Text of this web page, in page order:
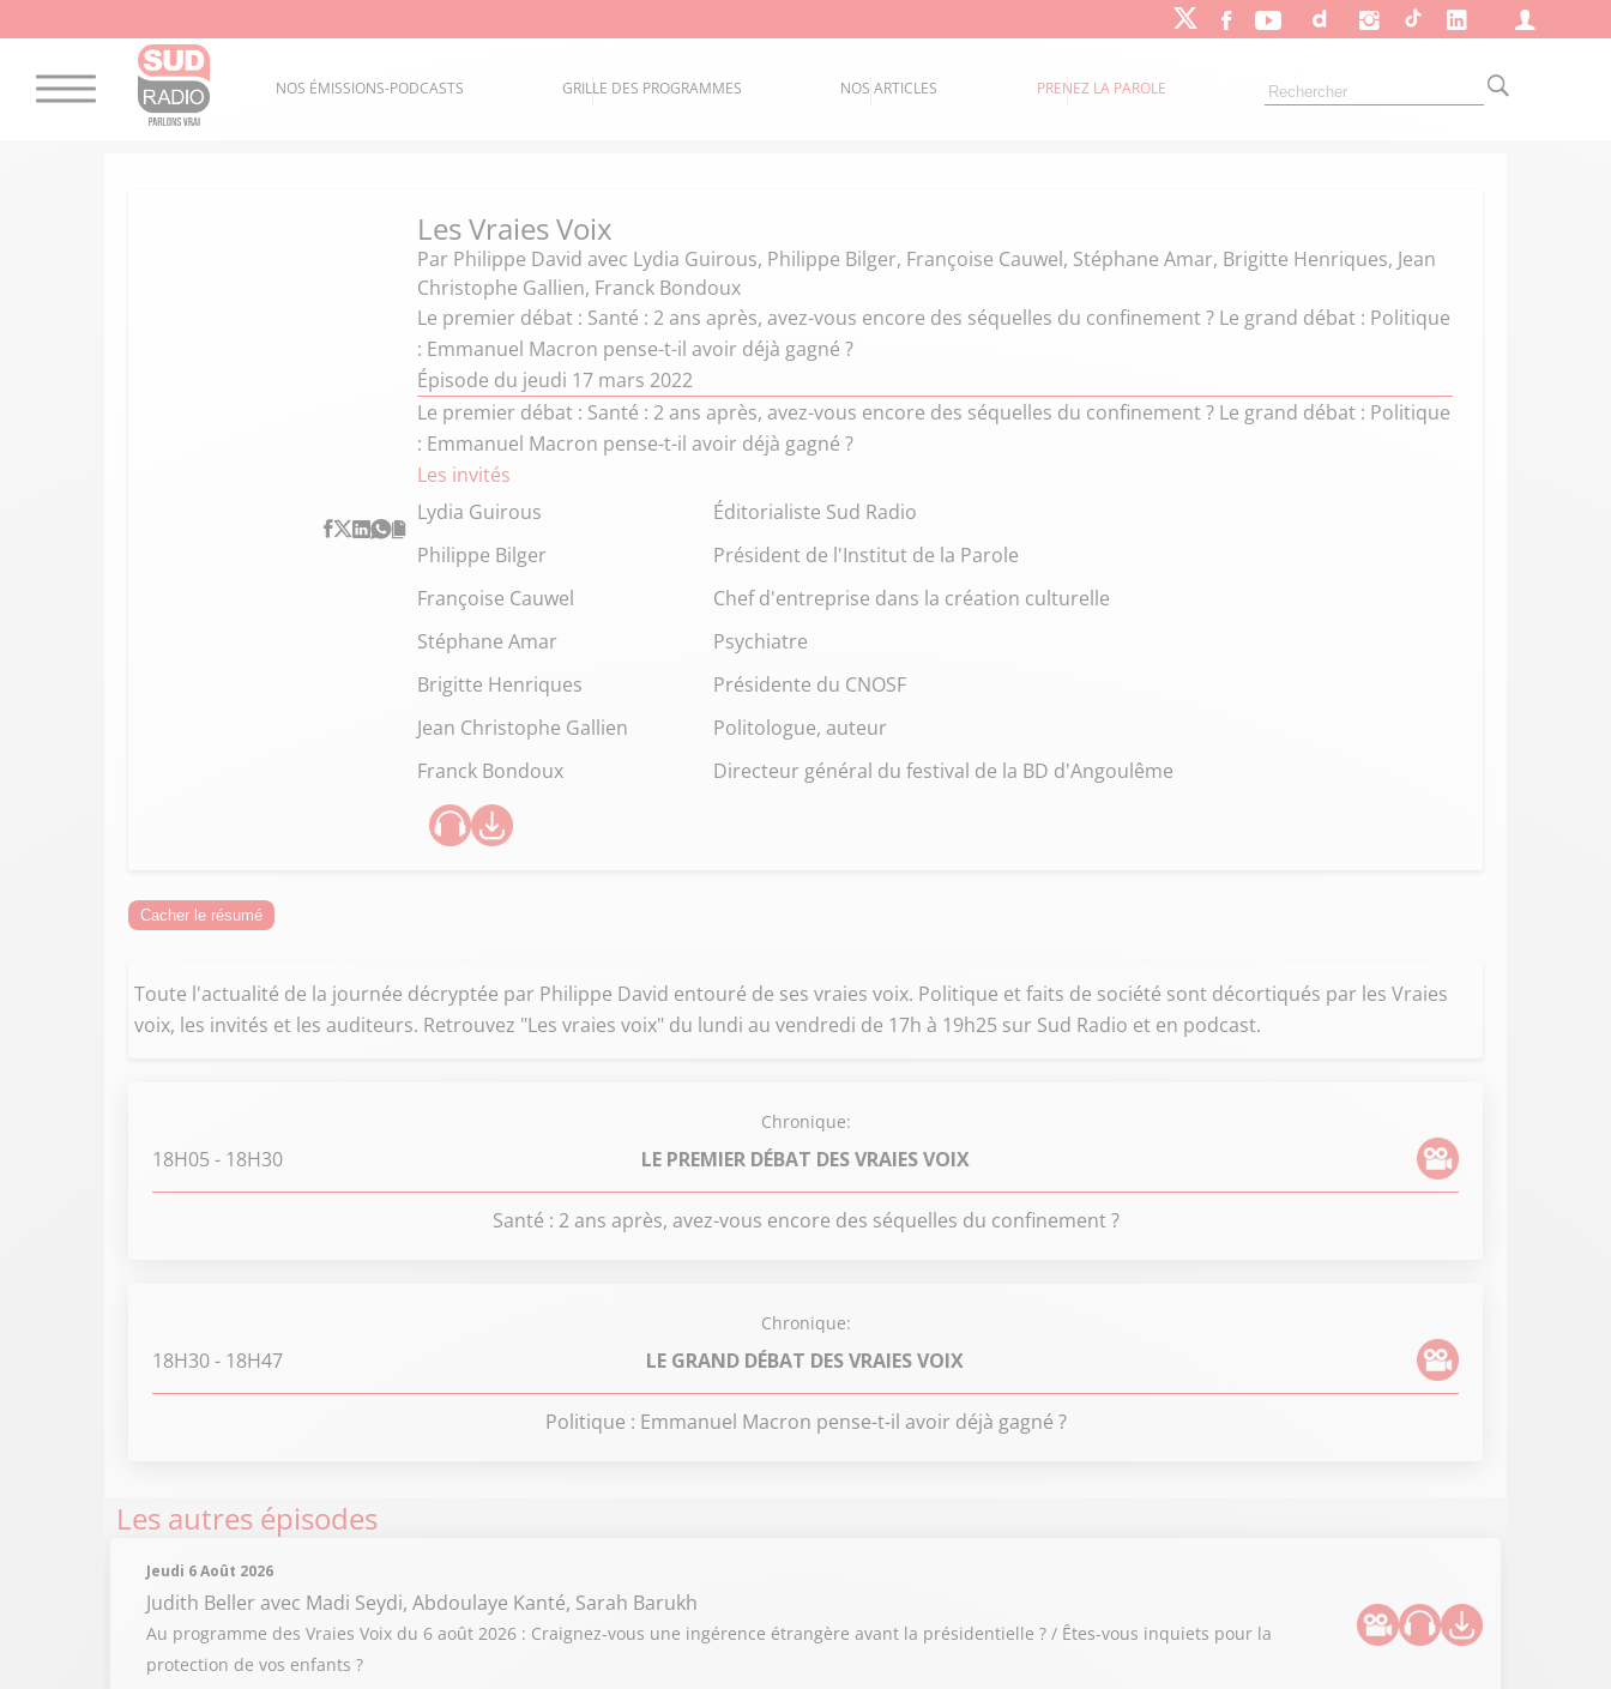
NOS ÉMISSIONS-PODCASTS GRILLE DES PROGRAMMES NOS ARTICLES PRENEZ LA PAROLE
Les Vraies Voix
Par Philippe David avec Lydia Guirous, Philippe Bilger, Françoise Cauwel, Stéphane Amar, Brigitte Henriques, Jean
Christophe Gallien, Franck Bondoux
Le premier débat : Santé : 2 ans après, avez-vous encore des séquelles du confinement ? Le grand débat : Politique
: Emmanuel Macron pense-t-il avoir déjà gagné ?
Épisode du jeudi 17 mars 2022
Le premier débat : Santé : 2 ans après, avez-vous encore des séquelles du confinement ? Le grand débat : Politique
: Emmanuel Macron pense-t-il avoir déjà gagné ?
Les invités
Lydia Guirous
Éditorialiste Sud Radio
Philippe Bilger
Président de l'Institut de la Parole
Françoise Cauwel
Chef d'entreprise dans la création culturelle
Stéphane Amar
Psychiatre
Brigitte Henriques
Présidente du CNOSF
Jean Christophe Gallien
Politologue, auteur
Franck Bondoux
Directeur général du festival de la BD d'Angoulême
Cacher le résumé
Toute l'actualité de la journée décryptée par Philippe David entouré de ses vraies voix. Politique et faits de société sont décortiqués par les Vraies
voix, les invités et les auditeurs. Retrouvez "Les vraies voix" du lundi au vendredi de 17h à 19h25 sur Sud Radio et en podcast.
Chronique:
18H05 - 18H30 LE PREMIER DÉBAT DES VRAIES VOIX
Santé : 2 ans après, avez-vous encore des séquelles du confinement ?
Chronique:
18H30- 18H47 LE GRAND DÉBAT DES VRAIES VOIX
Politique : Emmanuel Macron pense-t-il avoir déjà gagné ?
Les autres épisodes
Jeudi 6 Août 2026
Judith Beller avec Madi Seydi, Abdoulaye Kanté, Sarah Barukh
Au programme des Vraies Voix du 6 août 2026 : Craignez-vous une ingérence étrangère avant la présidentielle ? / Êtes-vous inquiets pour la
protection de vos enfants ?